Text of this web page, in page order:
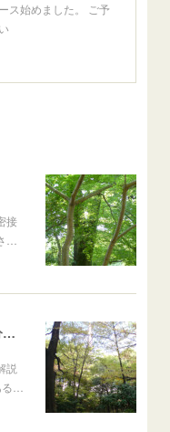
ス始めました。 ご予
接
…
内臓痛と、筋肉・関節の痛みの見分け方
説
…